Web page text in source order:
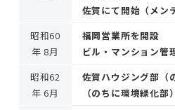
佐賀にて開始（メン
昭和60
年 8月
福岡営業所を開設
ビル・マンション管
昭和62
年 6月
佐賀ハウジング部（
（のちに環境緑化部